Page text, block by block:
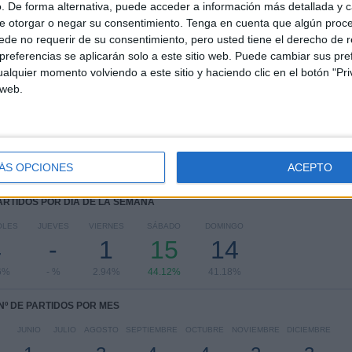
De forma alternativa, puede acceder a información más detallada y
otorgar o negar su consentimiento. Tenga en cuenta que algún
no requerir de su consentimiento, pero usted tiene el derecho de
se aplicarán solo a este sitio web. Puede cambiar sus
momento volviendo a este sitio y haciendo clic en el botón
OPCIONES ACEPTO
RANKING POR COMPETICIONES
Francia Ligue 1 34 (100%)
POR DÍA DE LA SEMANA
JUEVES
-
- %
VIERNES
1
2.94%
SÁBADO
15
44.12%
DOMINGO
14
41.18%
Nº DE PARTIDOS POR MES
JUNIO JULIO AGOSTO SEPTIEMBRE OCTUBRE NOVIEMBRE DICIEMBRE